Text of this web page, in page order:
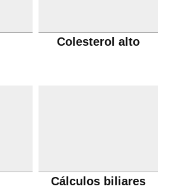
Colesterol alto
Cálculos biliares